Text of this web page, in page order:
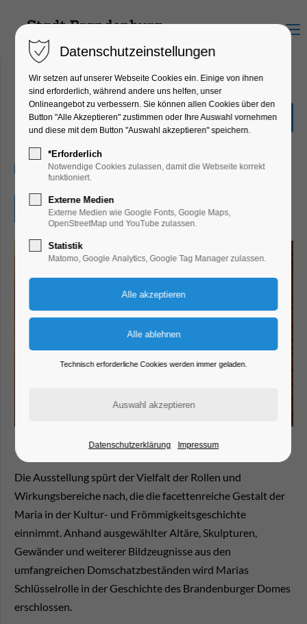
Menu
Mythos Maria
Ausstellung, Bildung, Vortrag
07.06.2026, 11:30–17:00
Eintritt frei
Die Ausstellung spürt der Vielfalt der Rollen und
Wirkungsbereiche nach, die die facettenreiche Gestalt der
Maria in der Kultur- und Frömmigkeitsgeschichte
einnimmt. Anhand ausgewählter Altäre, Skulpturen,
Gewänder und weiterer Bildzeugnisse aus den
umfangreichen Domschatzbeständen wird Marias
Schlüsselrolle in der Geschichte des Brandenburger Domes
erschlossen.
Datenschutzeinstellungen
Wir setzen auf unserer Webseite Cookies ein. Einige von ihnen
sind erforderlich, während andere uns helfen, unser
Onlineangebot zu verbessern. Sie können allen Cookies über den
Button "Alle Akzeptieren" zustimmen oder Ihre Auswahl vornehmen
und diese mit dem Button "Auswahl akzeptieren" speichern.
*Erforderlich
Notwendige Cookies zulassen, damit die Webseite korrekt
funktioniert.
Externe Medien
Externe Medien wie Google Fonts, Google Maps,
OpenStreetMap und YouTube zulassen.
Statistik
Matomo, Google Analytics, Google Tag Manager zulassen.
Technisch erforderliche Cookies werden immer geladen.
Datenschutzerklärung Impressum